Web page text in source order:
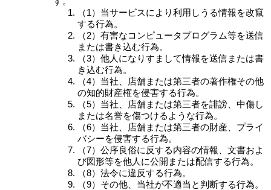
（1）当サービスにより利用しうる情報を改竄
する行為。
（2）有害なコンピュータプログラム等を送信
または書き込む行為。
（3）他人になりすまして情報を送信または書
き込む行為。
（4）当社、店舗または第三者の著作権その他
の知的財産権を侵害する行為。
（5）当社、店舗または第三者を誹謗、中傷し
または名誉を傷つけるような行為。
（6）当社、店舗または第三者の財産、プライ
バシーを侵害する行為。
（7）公序良俗に反する内容の情報、文書およ
び図形等を他人に公開または配信する行為。
（8）法令に違反する行為。
（9）その他、当社が不適当と判断する行為。